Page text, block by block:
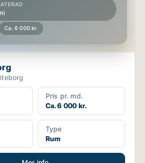
Ca. 6 000 kr.
Pris pr. md.
Ca. 6 000 kr.
Type
Rum